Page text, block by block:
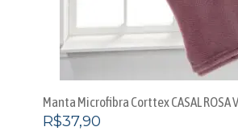
Manta Microfibra Corttex CASAL ROSA
R$37,90